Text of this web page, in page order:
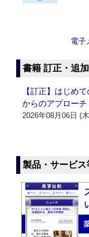
電子
書籍 訂正・追
【訂正】はじめ
からのアプローチ
2026年08月06日 (
製品・サービス